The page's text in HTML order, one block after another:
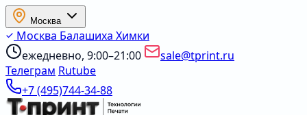
Москва
Москва Балашиха Химки
ежедневно, 9:00–21:00
sale@tprint.ru
Телеграм Rutube
+7 (495)744-34-88